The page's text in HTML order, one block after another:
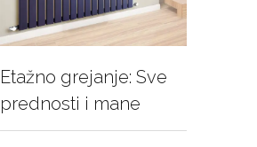
Etažno grejanje: Sve
prednosti i mane